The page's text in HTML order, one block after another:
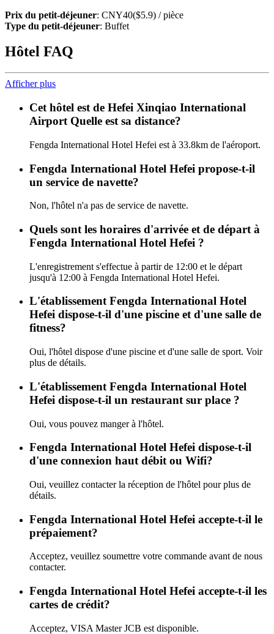
Prix du petit-déjeuner: CNY40($5.9) / pièce
Type du petit-déjeuner: Buffet
Hôtel FAQ
Afficher plus
Cet hôtel est de Hefei Xinqiao International
Airport Quelle est sa distance?
Fengda International Hotel Hefei est à 33.8km de l'aéroport.
Fengda International Hotel Hefei propose-t-il
un service de navette?
Non, l'hôtel n'a pas de service de navette.
Quels sont les horaires d'arrivée et de départ à
Fengda International Hotel Hefei ?
L'enregistrement s'effectue à partir de 12:00 et le départ
jusqu'à 12:00 à Fengda International Hotel Hefei.
L'établissement Fengda International Hotel
Hefei dispose-t-il d'une piscine et d'une salle de
fitness?
Oui, l'hôtel dispose d'une piscine et d'une salle de sport. Voir
plus de détails.
L'établissement Fengda International Hotel
Hefei dispose-t-il un restaurant sur place ?
Oui, vous pouvez manger à l'hôtel.
Fengda International Hotel Hefei dispose-t-il
d'une connexion haut débit ou Wifi?
Oui, veuillez contacter la réception de l'hôtel pour plus de
détails.
Fengda International Hotel Hefei accepte-t-il le
prépaiement?
Acceptez, veuillez soumettre votre commande avant de nous
contacter.
Fengda International Hotel Hefei accepte-t-il les
cartes de crédit?
Acceptez, VISA Master JCB est disponible.